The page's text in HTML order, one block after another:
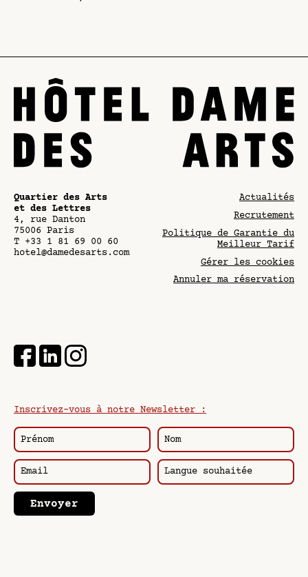
Quartier des Arts
et des Lettres
4, rue Danton
75006 Paris
T +33 1 81 69 00 60
hotel@damedesarts.com
Actualités
Recrutement
Politique de Garantie du
Meilleur Tarif
Gérer les cookies
Annuler ma réservation
Inscrivez-vous à notre Newsletter :
Envoyer